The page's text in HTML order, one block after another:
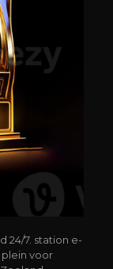
24/7. station e-
voor